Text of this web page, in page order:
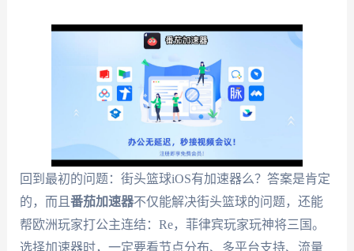
回到最初的问题：街头篮球iOS有加速器么？答案是肯定
的，而且 番茄加速器不仅能解决街头篮球的问题，还能
帮欧洲玩家打公主连结：Re，菲律宾玩家玩神将三国。
选择加速器时，一定要看节点分布、多平台支持、流量